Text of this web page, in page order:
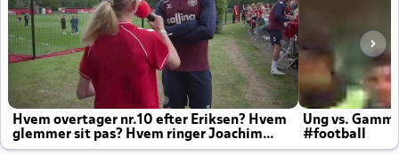
Hvem overtager nr.10 efter Eriksen? Hvem
glemmer sit pas? Hvem ringer Joachim
altid til efter kampe?
Ung vs.
#football